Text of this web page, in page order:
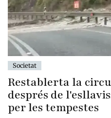
Societat
Restablerta la
després de
per les tempestes